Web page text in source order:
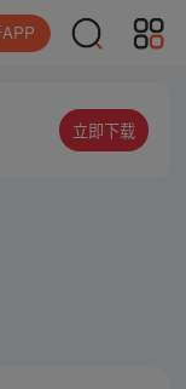
立即下载